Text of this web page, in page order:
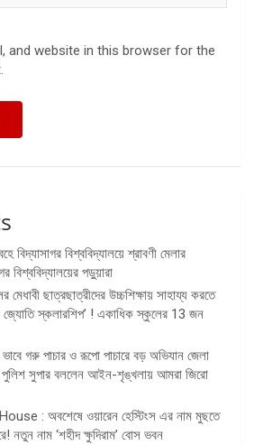
and website in this browser for the
বিশ্ববিদ্যালয়ে শ্রাবণী মেলার
বিশ্ববিদ্যালয়ের পড়ুয়ারা
ছাত্রছাত্রীদের উচ্চশিক্ষায় সাহায্য করতে
জ্যোতি স্কলারশিপ’ ! একাধিক স্কুলের 13 জন
গরু পাচার ও রূপো পাচারে বড় অভিযান জেলা
পুলিশ সুপার বললেন আইন-শৃঙ্খলায় আমরা জিরো
: অবশেষে ওয়ারেন হেস্টিংস এর নাম মুছতে
নতুন নাম ‘শহীদ ক্ষুদিরাম’ বোস ভবন